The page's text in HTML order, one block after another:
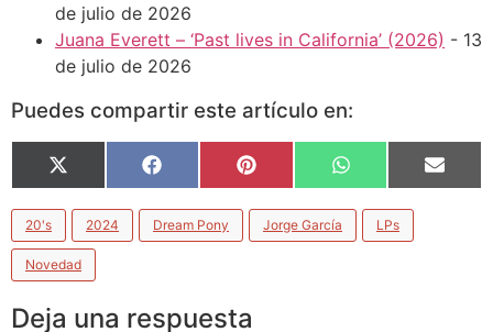
de julio de 2026
Juana Everett – ‘Past lives in California’ (2026) - 13
de julio de 2026
Puedes compartir este artículo en:
X
(Twitter)
Facebook Pinterest WhatsApp Email
20's 2024 Dream Pony Jorge García LPs
Novedad
Deja una respuesta